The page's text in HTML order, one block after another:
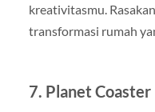
kreativitasmu.
transformasi rumah
7. Planet Coaster